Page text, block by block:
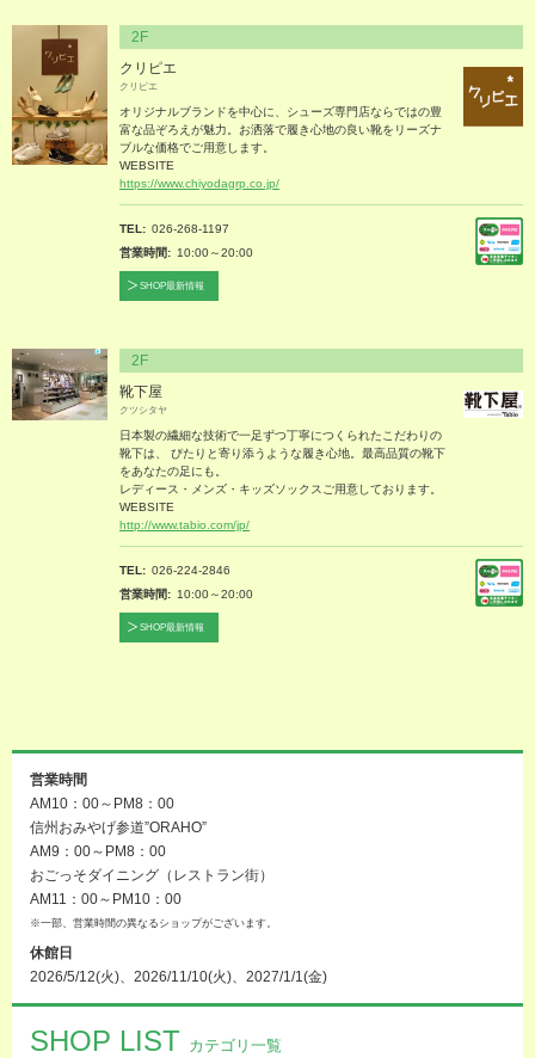
2F
クリピエ
クリピエ
オリジナルブランドを中心に、シューズ専門店ならではの豊
富な品ぞろえが魅力。お洒落で履き心地の良い靴をリーズナ
ブルな価格でご用意します。
WEBSITE
https://www.chiyodagrp.co.jp/
TEL
026-268-1197
営業時間
10:00～20:00
SHOP最新情報
2F
靴下屋
クツシタヤ
日本製の繊細な技術で一足ずつ丁寧につくられたこだわりの
靴下は、 ぴたりと寄り添うような履き心地。最高品質の靴下
をあなたの足にも。
レディース・メンズ・キッズソックスご用意しております。
WEBSITE
http://www.tabio.com/jp/
TEL
026-224-2846
営業時間
10:00～20:00
SHOP最新情報
営業時間
AM10：00～PM8：00
信州おみやげ参道”ORAHO”
AM9：00～PM8：00
おごっそダイニング（レストラン街）
AM11：00～PM10：00
※一部、営業時間の異なるショップがございます。
休館日
2026/5/12(火)、2026/11/10(火)、2027/1/1(金)
SHOP LIST カテゴリ一覧